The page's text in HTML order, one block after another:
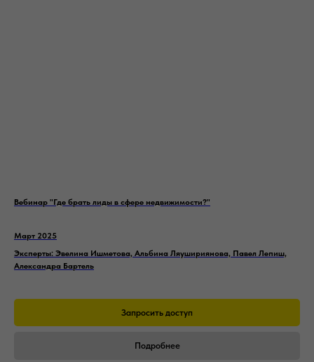
Вебинар "Где брать лиды в сфере недвижимости?"
Март 2025
Эксперты: Эвелина Ишметова, Альбина Ляушириянова, Павел Лепиш,
Александра Бартель
Запросить доступ
Подробнее